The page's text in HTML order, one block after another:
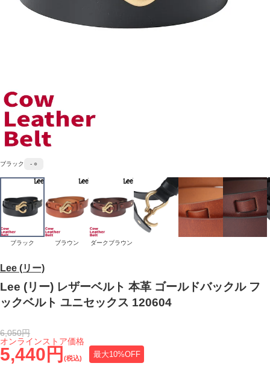
Lee (リー)
Lee (リー) レザーベルト 本革 ゴールドバックル フ
ックベルト ユニセックス 120604
5,440円 (税込) 最大10%OFF
オンラインストア価格
6,050円
ブラック - ○
ブラック ブラウン ダークブラウン